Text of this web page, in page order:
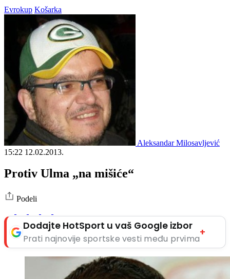
Evrokup Košarka
Aleksandar Milosavljević
15:22 12.02.2013.
Protiv Ulma „na mišiće“
Podeli
Dodajte HotSport u vaš Google izbor
Prati najnovije sportske vesti među prvima
+